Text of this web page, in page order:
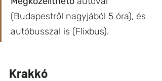
(Budapestről nagyjából 5 óra), és
autóbusszal is (Flixbus).
Krakkó